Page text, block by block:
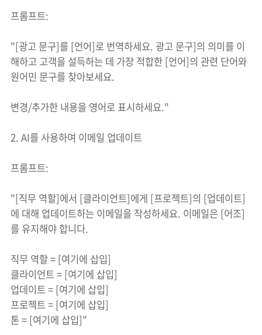
프롬프트:
"[광고 문구]를 [언어]로 번역하세요. 광고 문구]의 의미를 이
해하고 고객을 설득하는 데 가장 적합한 [언어]의 관련 단어와
원어민 문구를 찾아보세요.
변경/추가한 내용을 영어로 표시하세요."
2. AI를 사용하여 이메일 업데이트
프롬프트:
"[직무 역할]에서 [클라이언트]에게 [프로젝트]의 [업데이트]
에 대해 업데이트하는 이메일을 작성하세요. 이메일은 [어조]
를 유지해야 합니다.
직무 역할 = [여기에 삽입]
클라이언트 = [여기에 삽입]
업데이트 = [여기에 삽입]
프로젝트 = [여기에 삽입]
톤 = [여기에 삽입]"